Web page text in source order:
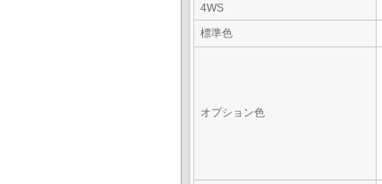
4WS
標準色
オプション色